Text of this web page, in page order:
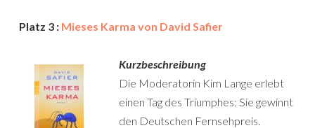
Platz 3 : Mieses Karma von David Safier
Kurzbeschreibung
Die Moderatorin Kim Lange erlebt
einen Tag des Triumphes: Sie gewinnt
den Deutschen Fernsehpreis.